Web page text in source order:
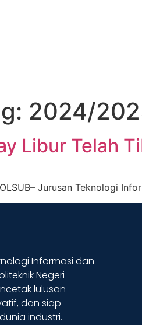
2024/
Libur Telah
Jurusan Teknologi
Informasi dan
Negeri
lulusan
dan siap
industri.